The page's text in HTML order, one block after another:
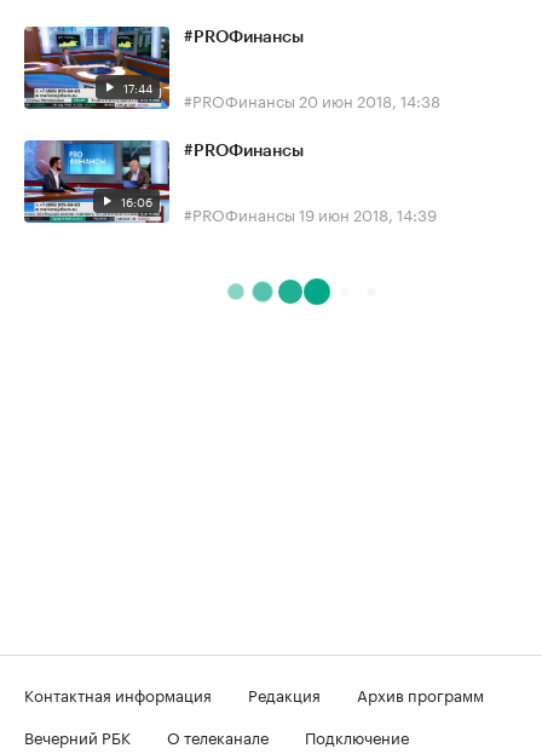
17:44
#PROФинансы
#PROФинансы 20 июн 2018, 14:38
16:06
#PROФинансы
#PROФинансы 19 июн 2018, 14:39
Контактная информация Редакция
Архив программ
Вечерний РБК
О телеканале
Подключение